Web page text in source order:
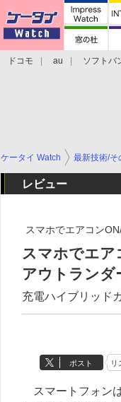
ドコモ au ソフトバ
ケータイ Watch 最新技術/そ
レビュー
スマホでエアコン
スマホでエア
アウトランダ
充電ハイブリッド
ポスト リ
スマートフォン